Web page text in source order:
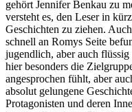
gehört Jennifer Benkau zu
versteht es, den Leser in
Geschichten zu ziehen.
schnell an Romys Seite
jugendlich, aber auch
hier besonders die
angesprochen fühlt, aber
absolut gelungene
Protagonisten und deren